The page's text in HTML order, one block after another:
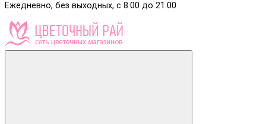
Ежедневно, без выходных, с 8.00 до 21.00